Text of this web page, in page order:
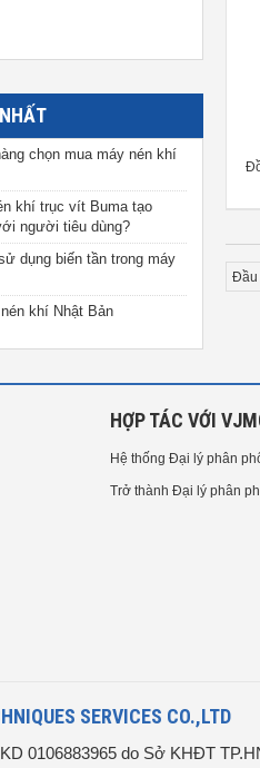
chọn mua máy nén khí
khí trục vít Buma tạo
người tiêu dùng?
dụng biến tần trong máy
khí Nhật Bản
Đầu
HỢP TÁC VỚI
Hệ thống Đại lý phân
Trở thành Đại lý phân
SERVICES CO.,LTD
0106883965 do Sở KHĐT